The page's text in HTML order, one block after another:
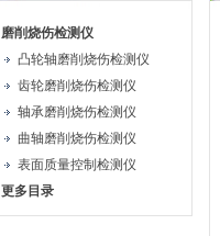
磨削烧伤检测仪
凸轮轴磨削烧伤检测仪
齿轮磨削烧伤检测仪
轴承磨削烧伤检测仪
曲轴磨削烧伤检测仪
表面质量控制检测仪
更多目录